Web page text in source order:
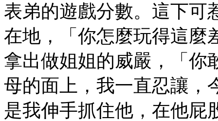
表弟的遊戲分數。這下可
在地，「你怎麼玩得這麼
拿出做姐姐的威嚴，「你
母的面上，我一直忍讓，
是我伸手抓住他，在他屁